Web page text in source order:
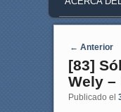
← Anterior
[83]
Wely –
Publicado el